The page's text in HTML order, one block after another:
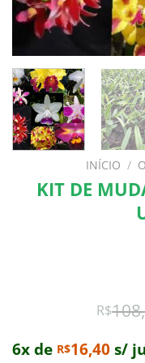
INÍCIO /
KIT DE
R$
6x de R$16,40s/